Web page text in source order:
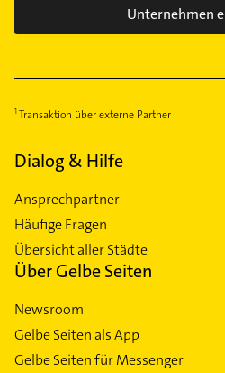
Unternehmen
Transaktion über externe Partner
Dialog & Hilfe
Ansprechpartner
Häufige Fragen
Übersicht aller Städte
Über Gelbe Seiten
Newsroom
Gelbe Seiten als App
Gelbe Seiten für Messenger